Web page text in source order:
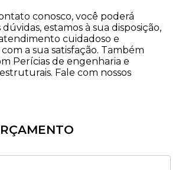
conosco, você poderá
estamos à sua disposição,
cuidadoso e
a sua satisfação. Também
Perícias de engenharia e
Fale com nossos